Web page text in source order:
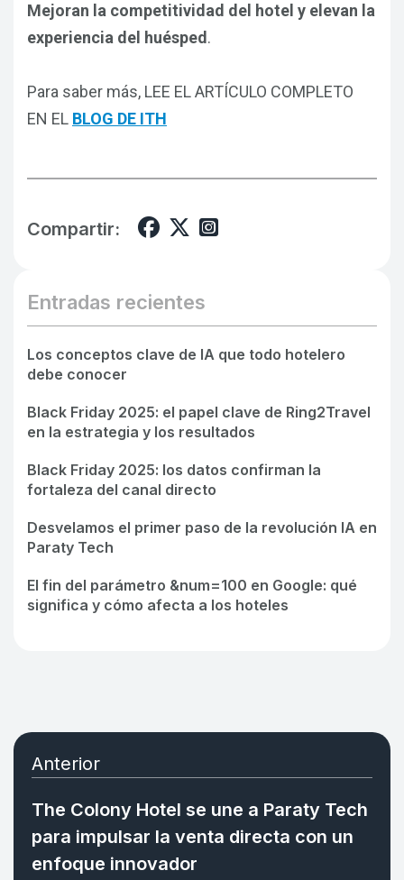
Call Center
Canal directo
Paraty Loyalty
Motor de Reservas
Price Seeker
Call Seeker
Ring2Travel
Marketing Digital
Empresa
Conócenos
Eventos
Partners e Integraciones
Blog
Contacto
Mejoran la competitividad del hotel y elevan la
experiencia del huésped .
Para saber más, LEE EL ARTÍCULO COMPLETO
EN EL BLOG DE ITH
Compartir:
Entradas recientes
Los conceptos clave de IA que todo hotelero
debe conocer
Black Friday 2025: el papel clave de Ring2Travel
en la estrategia y los resultados
Black Friday 2025: los datos confirman la
fortaleza del canal directo
Desvelamos el primer paso de la revolución IA en
Paraty Tech
El fin del parámetro &num=100 en Google: qué
significa y cómo afecta a los hoteles
Anterior
The Colony Hotel se une a Paraty Tech
para impulsar la venta directa con un
enfoque innovador